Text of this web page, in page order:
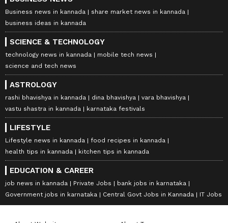
Business news in kannada
share market news in kannada
business ideas in kannada
SCIENCE & TECHNOLOGY
technology news in kannada
mobile tech news
science and tech news
ASTROLOGY
rashi bhavishya in kannada dina bhavishya
vara bhavishya
vastu shastra in kannada
karnataka festivals
LIFESTYLE
Lifestyle news in kannada
food recipes in kannada
health tips in kannada
kitchen tips in kannada
EDUCATION & CAREER
job news in kannada Private Jobs
bank jobs in karnataka
Government jobs in karnataka
Central Govt Jobs in Kannada IT Jobs